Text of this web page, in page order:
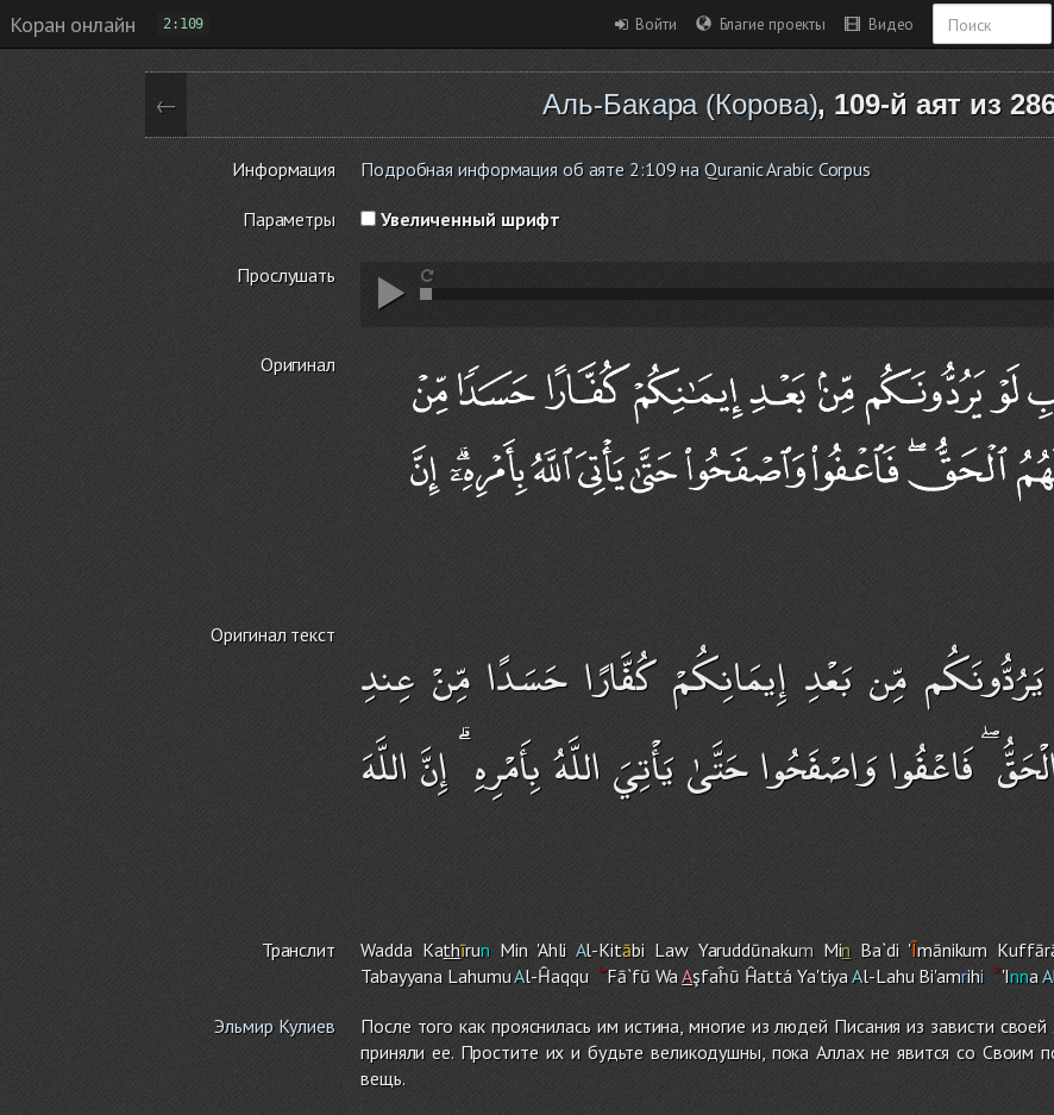
Коран онлайн 2:109 Войти Благие проекты Видео
← Аль-Бакара (Корова), 109-й аят из
Информация Подробная информация об аяте 2:109 на Quranic Arabic Corpus
Параметры Увеличенный шрифт
Прослушать
Оригинал
Оригинал текст
مِّن بَعْدِ إِيمَانِكُمْ كُفَّارًا حَسَدًا مِّنْ عِندِ
فَاعْفُوا وَاصْفَحُوا حَتَّىٰ يَأْتِيَ اللَّهُ بِأَمْرِهِ ۗ إِنَّ اللَّهَ
Транслит Wadda KathīrunMin 'Ahli Al-Kitābi Law YaruddūnakumMin Ba`di 'Īmānikum
Tabayyana LahumuAl-Ĥaqqu Fā`fū WaAşfaĥū Ĥattá Ya'tiyaAl-LahuBi'amrihi 'InnaA
Эльмир Кулиев
После того как прояснилась им истина, многие из людей Писания из зависти
приняли ее. Простите их и будьте великодушны, пока Аллах не явится со Своим
вещь.